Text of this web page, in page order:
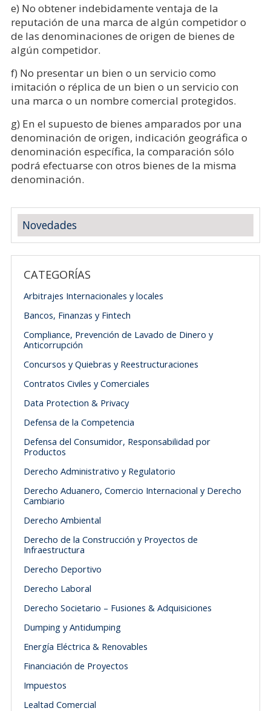
e) No obtener indebidamente ventaja de la
reputación de una marca de algún competidor o
de las denominaciones de origen de bienes de
algún competidor.
f) No presentar un bien o un servicio como
imitación o réplica de un bien o un servicio con
una marca o un nombre comercial protegidos.
g) En el supuesto de bienes amparados por una
denominación de origen, indicación geográfica o
denominación específica, la comparación sólo
podrá efectuarse con otros bienes de la misma
denominación.
Novedades
CATEGORÍAS
Arbitrajes Internacionales y locales
Bancos, Finanzas y Fintech
Compliance, Prevención de Lavado de Dinero y
Anticorrupción
Concursos y Quiebras y Reestructuraciones
Contratos Civiles y Comerciales
Data Protection & Privacy
Defensa de la Competencia
Defensa del Consumidor, Responsabilidad por
Productos
Derecho Administrativo y Regulatorio
Derecho Aduanero, Comercio Internacional y Derecho
Cambiario
Derecho Ambiental
Derecho de la Construcción y Proyectos de
Infraestructura
Derecho Deportivo
Derecho Laboral
Derecho Societario – Fusiones & Adquisiciones
Dumping y Antidumping
Energía Eléctrica & Renovables
Financiación de Proyectos
Impuestos
Lealtad Comercial